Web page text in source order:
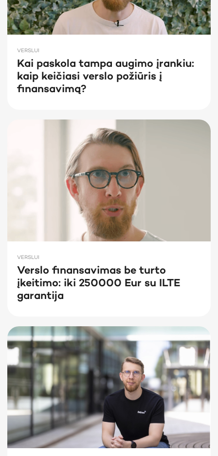
VERSLUI
Kai paskola tampa augimo įrankiu:
kaip keičiasi verslo požiūris į
finansavimą?
VERSLUI
Verslo finansavimas be turto
įkeitimo: iki 250000 Eur su ILTE
garantija